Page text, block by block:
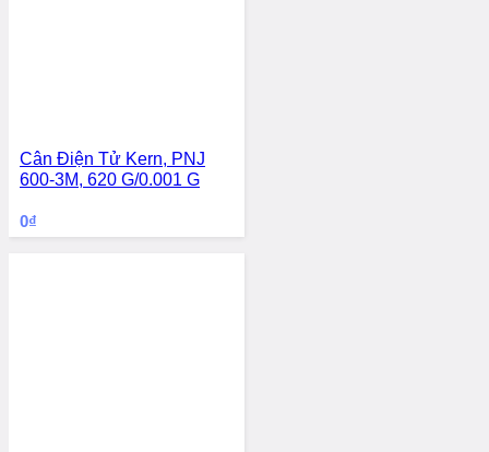
Cân Điện Tử Kern, PNJ
600-3M, 620 G/0.001 G
0₫